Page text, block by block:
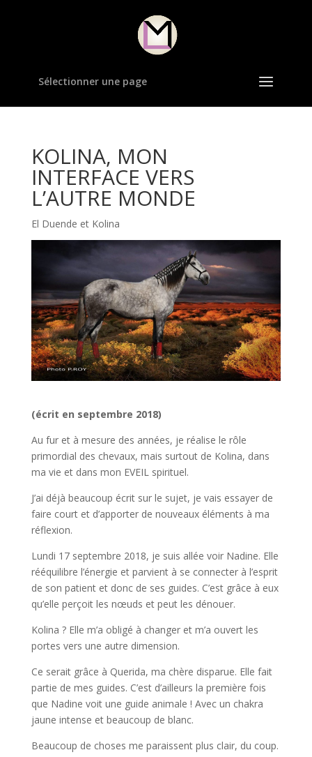
Sélectionner une page
KOLINA, MON
INTERFACE VERS
L’AUTRE MONDE
El Duende et Kolina
(écrit en septembre 2018)
Au fur et à mesure des années, je réalise le rôle
primordial des chevaux, mais surtout de Kolina, dans
ma vie et dans mon EVEIL spirituel.
J’ai déjà beaucoup écrit sur le sujet, je vais essayer de
faire court et d’apporter de nouveaux éléments à ma
réflexion.
Lundi 17 septembre 2018, je suis allée voir Nadine. Elle
rééquilibre l’énergie et parvient à se connecter à l’esprit
de son patient et donc de ses guides. C’est grâce à eux
qu’elle perçoit les nœuds et peut les dénouer.
Kolina ? Elle m’a obligé à changer et m’a ouvert les
portes vers une autre dimension.
Ce serait grâce à Querida, ma chère disparue. Elle fait
partie de mes guides. C’est d’ailleurs la première fois
que Nadine voit une guide animale ! Avec un chakra
jaune intense et beaucoup de blanc.
Beaucoup de choses me paraissent plus clair, du coup.